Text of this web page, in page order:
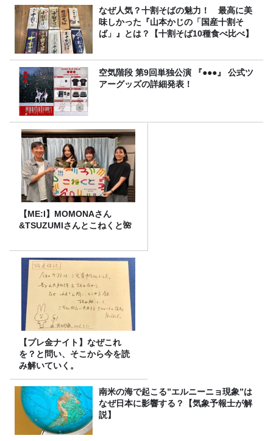
なぜ人気？十割そばの魅力！ 最高に美
味しかった『山本かじの「国産十割そ
ば」』とは？【十割そば10種食べ比べ】
空気階段 第9回単独公演 『●●●』 公式ツ
アーグッズの詳細発表！
【ME:I】MOMONAさん
&TSUZUMIさんとこねくと🌺
【プレ金ナイト】なぜこれ
を？と問い、そこから今を読
み解いていく。
南米の海で起こる”エルニーニョ現象”は
なぜ日本に影響する？【気象予報士が解
説】